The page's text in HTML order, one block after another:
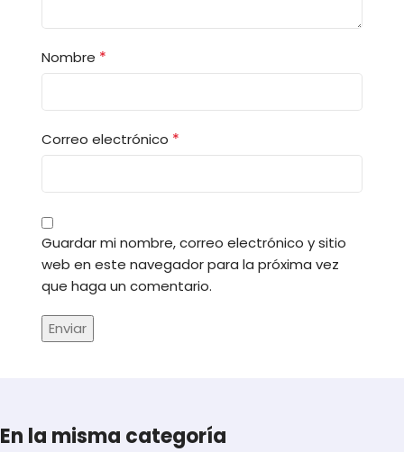
Nombre *
Correo electrónico *
Guardar mi nombre, correo electrónico y sitio
web en este navegador para la próxima vez
que haga un comentario.
En la misma categoría